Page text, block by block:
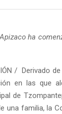
ha
/ Derivado
en las que
de
una familia, la